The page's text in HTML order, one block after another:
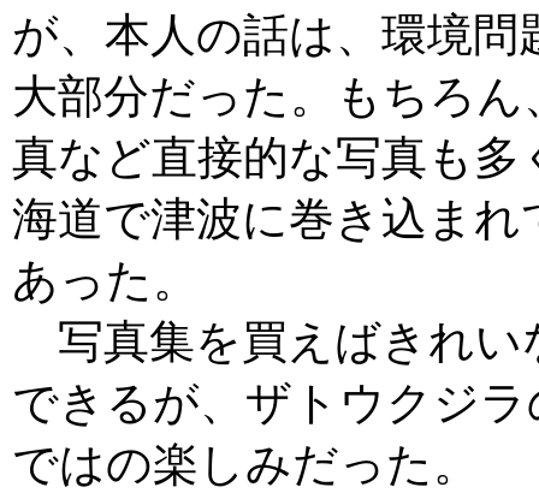
が、本人の話は、環境
大部分だった。もちろ
真など直接的な写真も
海道で津波に巻き込ま
あった。
写真集を買えばきれい
できるが、ザトウクジ
ではの楽しみだった。